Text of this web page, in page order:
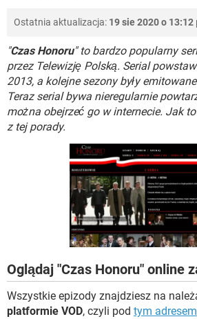
INSTAGRAM
WINDOWS 10
INSTAGRAM
WINDOWS 10
COVID-19 TIKTOK
GRY
SPOTIFY NETFLIX
INSTAGRAM
WINDOWS 10
COVID-19 TIKTOK
GRY
SPOTIFY NETFLIX
INSTAGRAM
Ostatnia aktualizacja: 19 sie 2020 o 13:12
"Czas Honoru" to bardzo popularny
przez Telewizję Polską. Serial
2013, a kolejne sezony były
Teraz serial bywa nieregularnie
można obejrzeć go w internecie. Jak
z tej porady.
Oglądaj "Czas Honoru" online
Wszystkie epizody znajdziesz na
platformie VOD, czyli pod tym adresem